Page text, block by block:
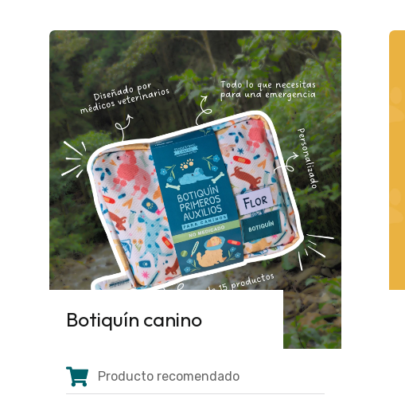
Botiquín canino
Producto recomendado